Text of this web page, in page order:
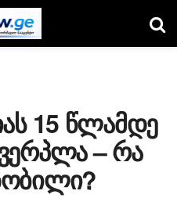
15 წლამდე
– რა